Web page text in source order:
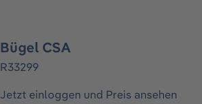
Bügel CSA
R33299
Jetzt einloggen und Preis ansehen